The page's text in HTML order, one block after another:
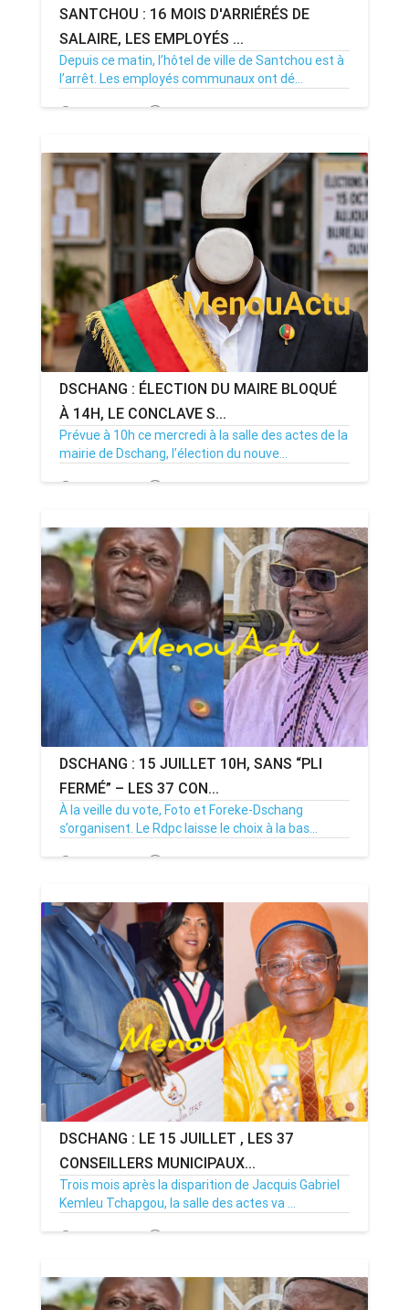
SANTCHOU : 16 MOIS D'ARRIÉRÉS DE
SALAIRE, LES EMPLOYÉS ...
Depuis ce matin, l’hôtel de ville de Santchou est à
l’arrêt. Les employés communaux ont dé...
20/07/26 Par MenouActu 0
DSCHANG : ÉLECTION DU MAIRE BLOQUÉ
À 14H, LE CONCLAVE S...
Prévue à 10h ce mercredi à la salle des actes de la
mairie de Dschang, l’élection du nouve...
15/07/26 Par MenouActu 0
DSCHANG : 15 JUILLET 10H, SANS “PLI
FERMÉ” – LES 37 CON...
À la veille du vote, Foto et Foreke-Dschang
s’organisent. Le Rdpc laisse le choix à la bas...
14/07/26 Par MenouActu 0
DSCHANG : LE 15 JUILLET , LES 37
CONSEILLERS MUNICIPAUX...
Trois mois après la disparition de Jacquis Gabriel
Kemleu Tchapgou, la salle des actes va ...
13/07/26 Par MenouActu 0